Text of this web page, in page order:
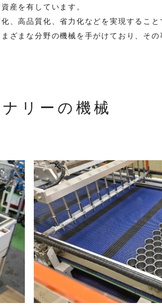
産を有しています。
、高品質化、省力化などを実現するこ
ざまな分野の機械を手がけており、その
リーの機械